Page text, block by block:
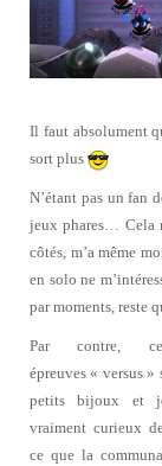
Il faut absolument
sort plus
N’étant pas un fan
jeux phares… Cela
côtés, m’a même
en solo ne
par moments, reste
Par contre,
épreuves « versus »
petits bijoux et
vraiment curieux
ce que la